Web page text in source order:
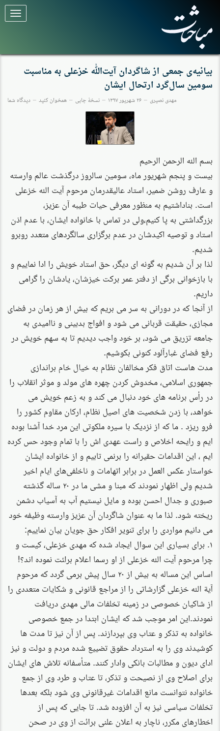
برای
تغییر
کنید
بیانیه‌ی جمعی از شاگردان آیت‌الله خزعلی به مناسبت
سومین سال‌گرد ارتحال ایشان
مهدی نصیری ۲۶ شهریور ۱۳۹۷ نسخهٔ چاپی همخوان کنید دیدگاه شما
بسم الله الرحمن الرحيم
بیست و پنجم شهریور ماه، سومین سالروز درگذشت عالم وارسته
و عارف روشن ضمیر، استاد عالیقدرمان مرحوم آیت الله خزعلی
است. بناداشتیم به منظور معرفی حیات طیبه آن عزیز،
بزرگداشتی به پا کنیم،ولی در تماس با خانواده ایشان، با عدم اذن
استاد و توصیه اکیدشان در عدم برگزاری سالگردهای متعدد روبرو
شدیم.
لذا بر آن شدیم به گونه ای دیگر، حق استاد خویش را ادا نماییم و
با بازخوانی برگی از دفتر عمر برکت خیزشان، یادشان را گرامی
داریم.
از آنجا که در دورانی به سر می بریم که بیش از هر زمان در فضای
مجازی، حقیقت قربانی می شود و افواج بدبینی و ناامیدی به
جامعه تزریق می شود، بر خود واجب دیدیم تا به سهم خویش در
رفع فضای غبارآلود کنونی بکوشیم.
مدت هاست اتاق فکر مخالفان نظام به خیال خام براندازی
جمهوری اسلامی، مخدوش کردن چهره های مولد و موثر انقلاب را
در رأس برنامه های خود دنبال می کند و به زعم خویش می
خواهد، با زدن شخصیت های اصیل نظام، ارکان مقاوم کشور را
فرو ریزد . ما که از نزدیک با سیره ملکوتی این مرد خدا آشنا بوده
ایم و رایحه اخلاص و راست عهدی اش را با تمام وجود حس کرده
ایم ، این اقدامات حقیرانه را برنمی تابیم و از خانواده ایشان
خواستار عکس العمل در برابر اتهامات و ناخلفی‌های ایام اخیر
شدیم ولی اظهار نمودند که مبنا و مشی ما در ۲۰ ساله گذشته
صبوری و جدال احسن بوده و مایل نیستیم آب به آسیاب دشمن
ریخته شود. لذا ما به عنوان شاگردان آن عزیز وارسته وظیفه خود
می دانیم مواردی را برای تنویر افکار حق جویان بیان نماییم:
۱. برای بسیاری این سوال ایجاد شده که مهدی خزعلی، کیست و
چرا مرحوم آیت الله خزعلی از او رسما اعلام برا‍ئت نموده اند؟!‌
اساس این مساله به بیش از ۲۰ سال پیش برمی گردد که مرحوم
آیة الله خزعلی گزارشاتی را از مراجع قانونی و شکایات متعددی را
از شاکیان خصوصی در زمینه تخلفات مالی مهدی دریافت
نمودند.این امر موجب شد که ایشان ابتدا در جمع خصوصی
خانواده به تذکر و عتاب وی بپردازند. پس از آن نیز تا مدت ها
کوشیدند وی را به استرداد حقوق تضییع شده مردم و دولت و نیز
ادای دیون و مطالبات بانکی وادار کنند. متأسفانه تلاش های ایشان
برای اصلاح وی از نصیحت و تذکر، تا عتاب و طرد وی از جمع
خانواده نتوانست مانع اقدامات غیرقانونی وی شود بلکه بعدها
تخلفات سیاسی نیز به آن افزوده شد. تا جایی که پس از
اخطارهای مکرر، ناچار به اعلان علنی برائت از وی در صحن